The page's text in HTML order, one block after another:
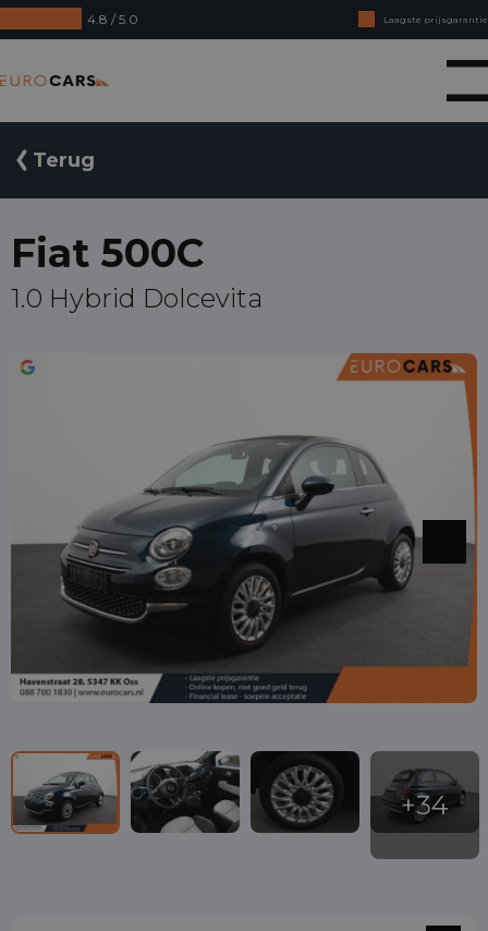
4.8 / 5.0
Laagste prijsgarantie
Online kopen, niet goed geld terug
Financial lease - Soepele acceptatie
Terug
Fiat 500C
1.0 Hybrid Dolcevita